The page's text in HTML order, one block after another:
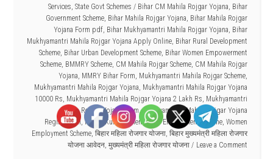
Services, State Govt Schemes / Bihar CM Mahila Rojgar Yojana, Bihar
Government Scheme, Bihar Mahila Rojgar Yojana, Bihar Mahila Rojgar
Yojana Form pdf, Bihar Mukhyamantri Mahila Rojgar Yojana, Bihar
Mukhyamantri Mahila Rojgar Yojana Apply Online, Bihar Rural Development
Scheme, Bihar Urban Development Scheme, Bihar Women Empowerment
Scheme, BMMRY Scheme, CM Mahila Rojgar Scheme, CM Mahila Rojgar
Yojana, MMRY Bihar Form, Mukhyamantri Mahila Rojgar Scheme,
Mukhyamantri Mahila Rojgar Yojana, Mukhyamantri Mahila Rojgar Yojana
10000 Rs, Mukhyamantri Mahila Rojgar Yojana 2 Lakh Rs, Mukhyamantri
Mahila Rojgar Yojana Form,Mukhyamantri Mahila Rojgar Yojana
Registration,Nitish Kumar Scheme,Self Employment Scheme, Women
Employment Scheme, बिहार महिला रोजगार योजना, बिहार मुख्यमंत्री महिला रोजगार
योजना आवेदन, मुख्यमंत्री महिला रोजगार योजना Leave a Comment